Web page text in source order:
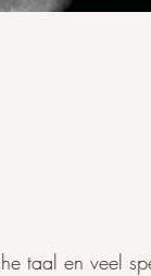
taal en veel